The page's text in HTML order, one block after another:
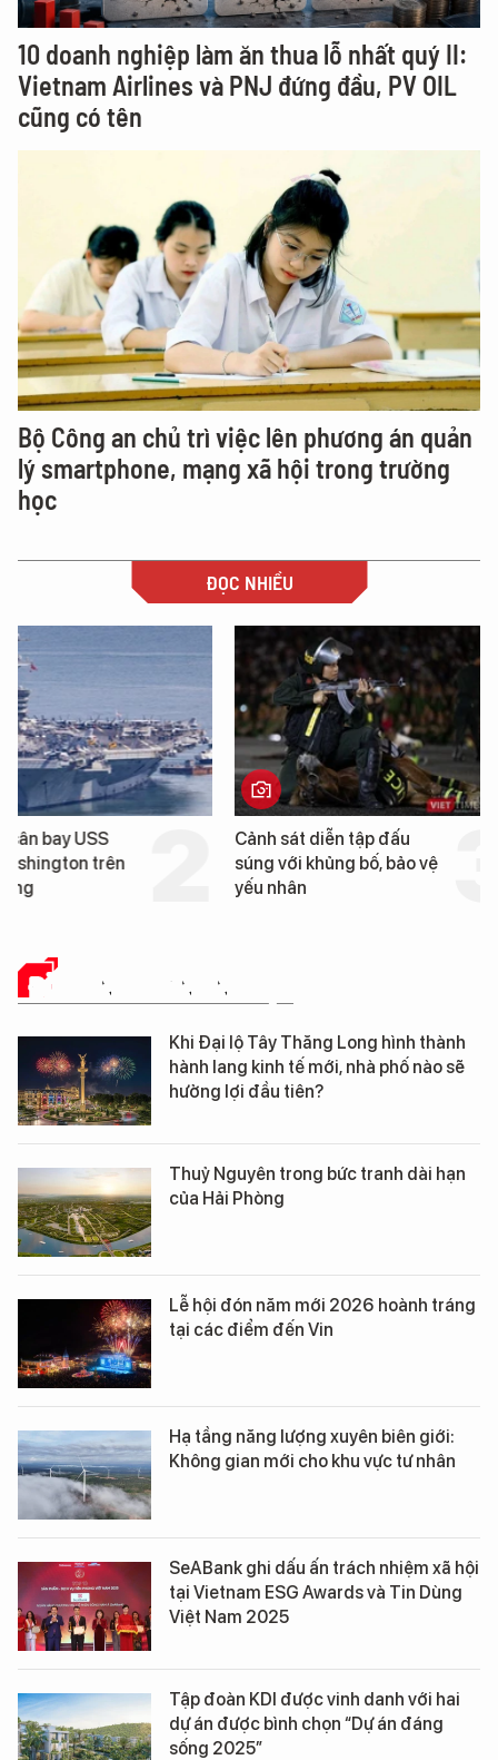
10 doanh nghiệp làm ăn thua lỗ nhất quý II:
Vietnam Airlines và PNJ đứng đầu, PV OIL
cũng có tên
Bộ Công an chủ trì việc lên phương án quản
lý smartphone, mạng xã hội trong trường
học
ĐỌC NHIỀU
Cảnh sát diễn tập đấu
súng với khủng bố, bảo vệ
yếu nhân
Hình ảnh đầu tiên về
tàu sân bay USS
ĐỜI SỐNG DOANH NGHIỆP
Khi Đại lộ Tây Thăng Long hình thành
hành lang kinh tế mới, nhà phố nào sẽ
hưởng lợi đầu tiên?
Thuỷ Nguyên trong bức tranh dài hạn
của Hải Phòng
Lễ hội đón năm mới 2026 hoành tráng
tại các điểm đến Vin
Hạ tầng năng lượng xuyên biên giới:
Không gian mới cho khu vực tư nhân
SeABank ghi dấu ấn trách nhiệm xã hội
tại Vietnam ESG Awards và Tin Dùng
Việt Nam 2025
Tập đoàn KDI được vinh danh với hai
dự án được bình chọn “Dự án đáng
sống 2025”